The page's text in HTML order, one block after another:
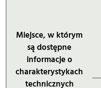
Miejsce, w którym
są dostępne
informacje o
charakterystykach
technicznych